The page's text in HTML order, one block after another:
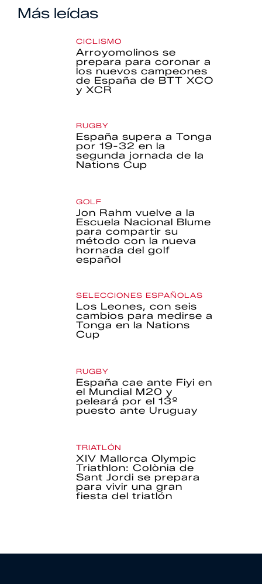
Más leídas
CICLISMO
Arroyomolinos se
prepara para coronar a
los nuevos campeones
de España de BTT XCO
y XCR
RUGBY
España supera a Tonga
por 19-32 en la
segunda jornada de la
Nations Cup
GOLF
Jon Rahm vuelve a la
Escuela Nacional Blume
para compartir su
método con la nueva
hornada del golf
español
SELECCIONES ESPAÑOLAS
Los Leones, con seis
cambios para medirse a
Tonga en la Nations
Cup
RUGBY
España cae ante Fiyi en
el Mundial M20 y
peleará por el 13º
puesto ante Uruguay
TRIATLÓN
XIV Mallorca Olympic
Triathlon: Colònia de
Sant Jordi se prepara
para vivir una gran
fiesta del triatlón